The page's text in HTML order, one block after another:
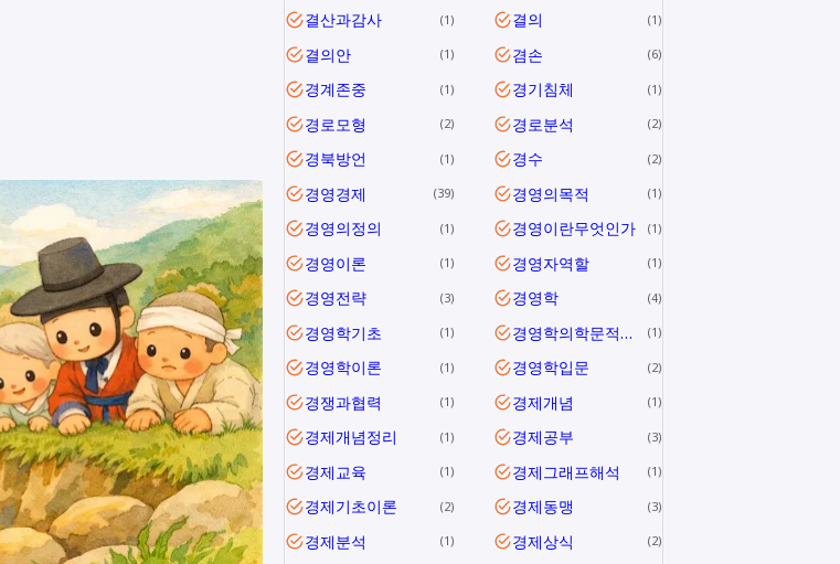
결산과감사 1 결의 1
결의안 1 겸손 6
경계존중 1 경기침체 1
경로모형 2 경로분석 2
경북방언 1 경수 2
경영경제 39 경영의목적 1
경영의정의 1 경영이란무엇인가 1
경영이론 1 경영자역할 1
경영전략 3 경영학 4
경영학기초 1 경영학의학문적특성 1
경영학이론 1 경영학입문 2
경쟁과협력 1 경제개념 1
경제개념정리 1 경제공부 3
경제교육 1 경제그래프해석 1
경제기초이론 2 경제동맹 3
경제분석 1 경제상식 2